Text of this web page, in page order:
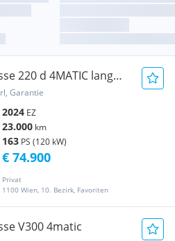
220 d 4MATIC lang
Garantie
2024 EZ
23.000 km
163 PS (120 kW)
Privat
1100 Wien, 10. Bezirk, Favoriten
€ 74.900
V300 4matic